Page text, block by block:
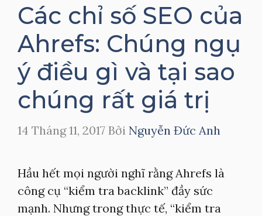
Các chỉ số SEO của
Ahrefs: Chúng ngụ
ý điều gì và tại sao
chúng rất giá trị
14 Tháng 11, 2017 Bởi Nguyễn Đức Anh
Hầu hết mọi người nghĩ rằng Ahrefs là
công cụ “kiểm tra backlink” đầy sức
mạnh. Nhưng trong thực tế, “kiểm tra